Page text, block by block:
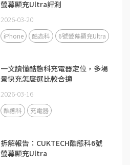
螢幕顯充Ultra評測
2026-03-20
iPhone 酷态科 6號螢幕顯充Ultra
一文讀懂酷態科充電器定位，多場
景快充怎麼選比較合適
2026-03-16
酷態科 充電器
拆解報告：CUKTECH酷態科6號
螢幕顯充Ultra